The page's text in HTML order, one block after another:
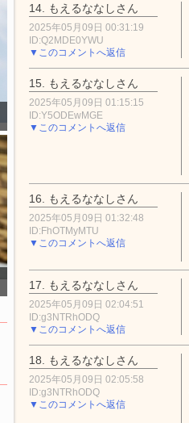
14. もえるななしさん
2025年05月09日 00:31:19
ID:Q2MDE0YWU
▼このコメントへ返信
15. もえるななしさん
2025年05月09日 01:15:15
ID:Y5ODEwMGE
▼このコメントへ返信
16. もえるななしさん
2025年05月09日 01:32:48
ID:FhOTMyMTU
▼このコメントへ返信
17. もえるななしさん
2025年05月09日 02:04:51
ID:g3NTRhODQ
▼このコメントへ返信
18. もえるななしさん
2025年05月09日 02:05:58
ID:g3NTRhODQ
▼このコメントへ返信